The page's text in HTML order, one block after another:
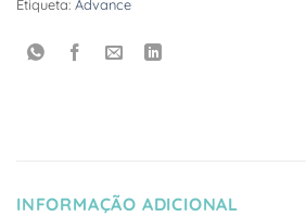
Etiqueta: Advance
INFORMAÇÃO ADICIONAL